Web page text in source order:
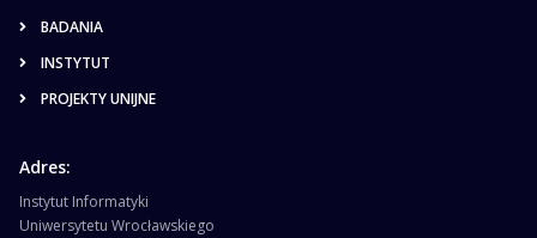
BADANIA
INSTYTUT
PROJEKTY UNIJNE
Adres:
Instytut Informatyki
Uniwersytetu Wrocławskiego